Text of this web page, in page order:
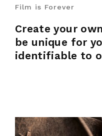
Film is Forever
Create your
be unique for
identifiable to